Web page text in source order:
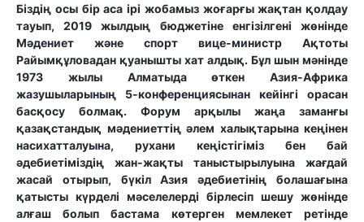
Біздің осы бір аса ірі жобамыз жоғарғы жақтан қолдау
тауып, 2019 жылдың бюджетіне енгізілгені жөнінде
Мәдениет және спорт вице-министр Ақтоты
Райымқұловадан қуанышты хат алдық. Бұл шын мәнінде
1973 жылы Алматыда өткен Азия-Африка
жазушыларының 5-конференциясынан кейінгі орасан
басқосу болмақ. Форум арқылы жаңа заманғы
қазақстандық мәдениеттің әлем халықтарына кеңінен
насихатталуына, рухани кеңістігіміз бен бай
әдебиетіміздің жан-жақты таныстырылуына жағдай
жасай отырып, бүкіл Азия әдебиетінің болашағына
қатысты күрделі мәселелерді бірлесіп шешу жөнінде
алғаш болып бастама көтерген мемлекет ретінде